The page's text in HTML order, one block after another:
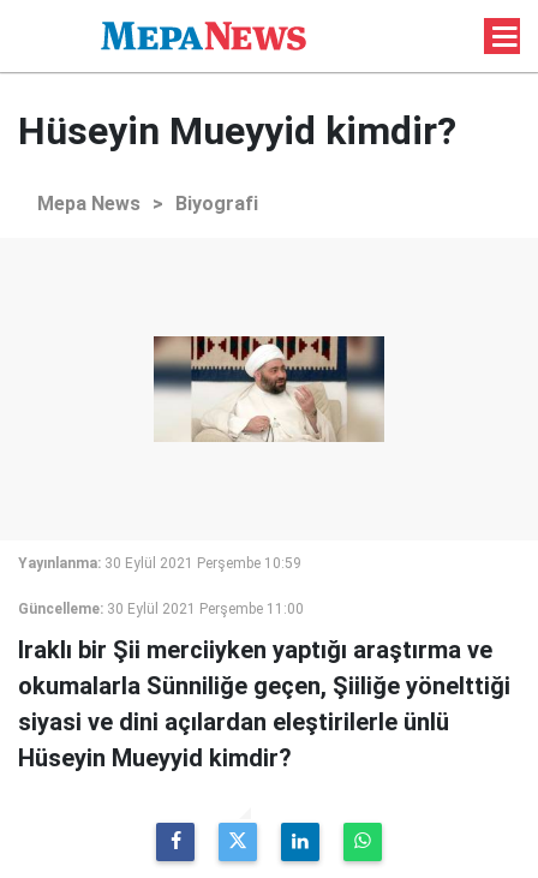
Hüseyin Mueyyid kimdir?
Mepa News > Biyografi
Yayınlanma: 30 Eylül 2021 Perşembe 10:59
Güncelleme: 30 Eylül 2021 Perşembe 11:00
Iraklı bir Şii merciiyken yaptığı araştırma ve
okumalarla Sünniliğe geçen, Şiiliğe yönelttiği
siyasi ve dini açılardan eleştirilerle ünlü
Hüseyin Mueyyid kimdir?